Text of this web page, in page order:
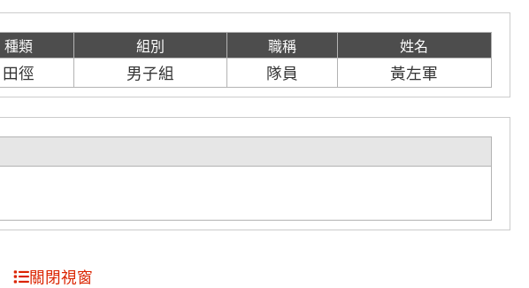
種類 組別 職稱 姓名
田徑 男子組 隊員
黃左軍
關閉視窗